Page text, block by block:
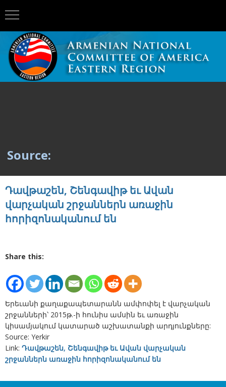
Source:
Դավթաշեն, Շենգավիթ եւ Ավան
վարչական շրջաններն առաջին
հորիզոնականում են
Share this:
Երեւանի քաղաքապետարանն ամփոփել է վարչական
շրջանների՝ 2015թ.-ի հունիս ամսին եւ առաջին
կիսամյակում կատարած աշխատանքի արդյունքները:
Source: Yerkir
Link: Դավթաշեն, Շենգավիթ եւ Ավան վարչական
շրջաններն առաջին հորիզոնականում են